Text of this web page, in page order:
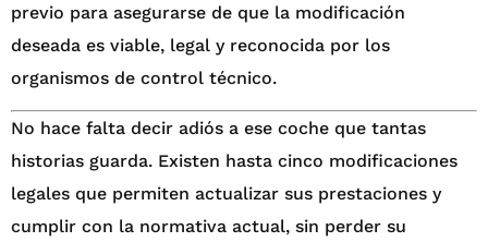
previo para asegurarse de que la modificación
deseada es viable, legal y reconocida por los
organismos de control técnico.
No hace falta decir adiós a ese coche que tantas
historias guarda. Existen hasta cinco modificaciones
legales que permiten actualizar sus prestaciones y
cumplir con la normativa actual, sin perder su